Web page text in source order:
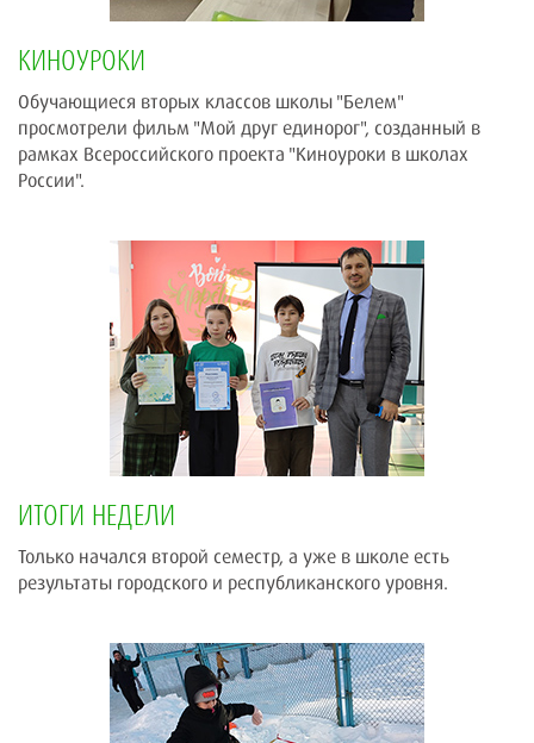
КИНОУРОКИ
Обучающиеся вторых классов школы "Белем"
просмотрели фильм "Мой друг единорог", созданный в
рамках Всероссийского проекта "Киноуроки в школах
России".
ИТОГИ НЕДЕЛИ
Только начался второй семестр, а уже в школе есть
результаты городского и республиканского уровня.